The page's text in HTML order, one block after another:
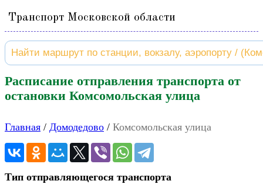
Транспорт Московской области
Расписание отправления транспорта от
остановки Комсомольская улица
Главная Домодедово Комсомольская улица
Тип отправляющегося транспорта